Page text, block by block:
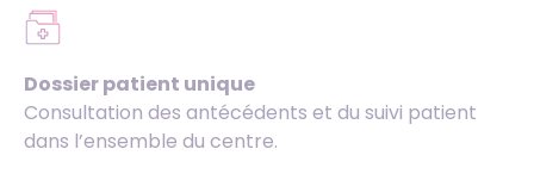
Dossier patient unique
Consultation des antécédents et du suivi patient
dans l’ensemble du centre.